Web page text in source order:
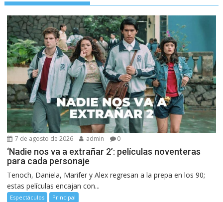
7 de agosto de 2026 admin 0
‘Nadie nos va a extrañar 2’: películas noventeras
para cada personaje
Tenoch, Daniela, Marifer y Alex regresan a la prepa en los 90;
estas películas encajan con...
Espectáculos Principal